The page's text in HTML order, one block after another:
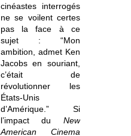
cinéastes interrogés
ne se voilent certes
pas la face à ce
sujet : “Mon
ambition, admet Ken
Jacobs en souriant,
c’était de
révolutionner les
États-Unis
d’Amérique.” Si
l’impact du New
American Cinema